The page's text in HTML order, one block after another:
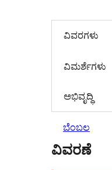
ವಿವರಗಳು
‍ವಿಮರ್ಶೆಗಳು‍
ಅಭಿವೃದ್ಧಿ
ಬೆಂಬಲ
ವಿವರಣೆ